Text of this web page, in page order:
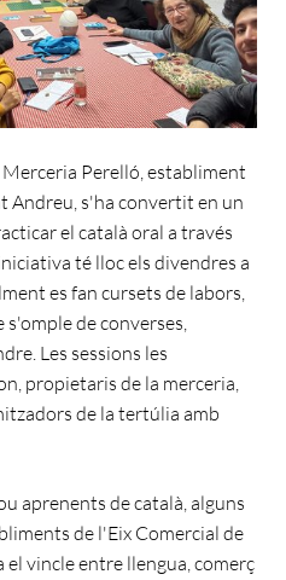
Merceria Perelló, establiment
Andreu, s'ha convertit en un
el català oral a través
té lloc els divendres a
es fan cursets de labors,
de converses,
Les sessions les
propietaris de la merceria,
de la tertúlia amb
aprenents de català, alguns
de l'Eix Comercial de
vincle entre llengua, comerç